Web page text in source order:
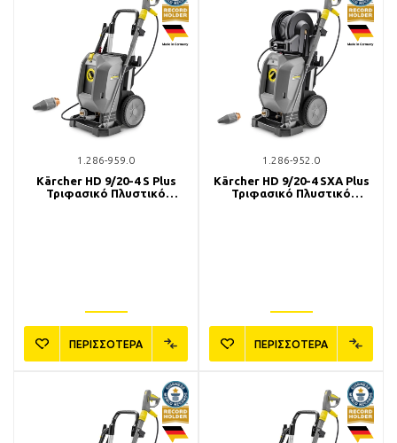
1.286-959.0
Kärcher HD 9/20-4 S Plus
Τριφασικό Πλυστικό
ΠΕΡΙΣΣΟΤΕΡΑ
1.286-952.0
Kärcher HD 9/20-4 SXA Plus
Τριφασικό Πλυστικό
ΠΕΡΙΣΣΟΤΕΡΑ